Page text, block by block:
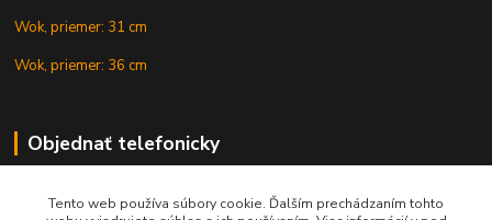
Wok, priemer: 31 cm
Wok, priemer: 36 cm
Objednať telefonicky
+421 902 212 007
Tento web používa súbory cookie. Ďalším prechádzaním tohto